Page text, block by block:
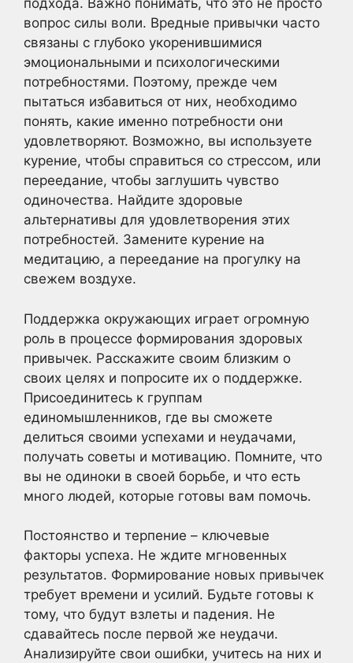
подхода. Важно понимать, что это не просто
вопрос силы воли. Вредные привычки часто
связаны с глубоко укоренившимися
эмоциональными и психологическими
потребностями. Поэтому, прежде чем
пытаться избавиться от них, необходимо
понять, какие именно потребности они
удовлетворяют. Возможно, вы используете
курение, чтобы справиться со стрессом, или
переедание, чтобы заглушить чувство
одиночества. Найдите здоровые
альтернативы для удовлетворения этих
потребностей. Замените курение на
медитацию, а переедание на прогулку на
свежем воздухе.
Поддержка окружающих играет огромную
роль в процессе формирования здоровых
привычек. Расскажите своим близким о
своих целях и попросите их о поддержке.
Присоединитесь к группам
единомышленников, где вы сможете
делиться своими успехами и неудачами,
получать советы и мотивацию. Помните, что
вы не одиноки в своей борьбе, и что есть
много людей, которые готовы вам помочь.
Постоянство и терпение – ключевые
факторы успеха. Не ждите мгновенных
результатов. Формирование новых привычек
требует времени и усилий. Будьте готовы к
тому, что будут взлеты и падения. Не
сдавайтесь после первой же неудачи.
Анализируйте свои ошибки, учитесь на них и